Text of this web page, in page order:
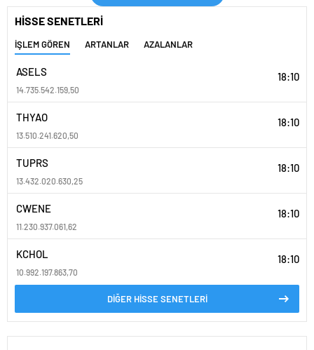
HİSSE SENETLERİ
İŞLEM GÖREN ARTANLAR AZALANLAR
ASELS
14.735.542.159,50
18:10
THYAO
13.510.241.620,50
18:10
TUPRS
13.432.020.630,25
18:10
CWENE
11.230.937.061,62
18:10
KCHOL
10.992.197.863,70
18:10
DİĞER HİSSE SENETLERİ